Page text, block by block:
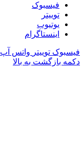
فیسبوک
توییتر
یوتیوب
اینستاگرام
فیسبوک توییتر واتس آپ
دکمه بازگشت به بالا